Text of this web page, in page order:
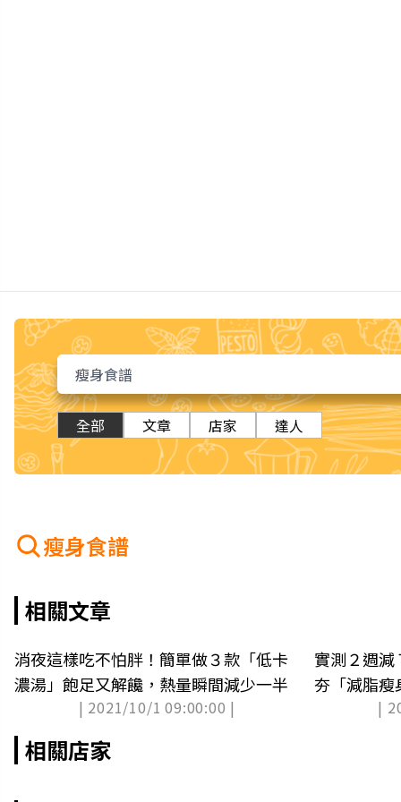
全部 文章 店家 達人
瘦身食譜
相關文章
消夜這樣吃不怕胖！簡單做３款「低卡
濃湯」飽足又解饞，熱量瞬間減少一半
| 2021/10/1 09:00:00 |
實測２週減
夯「減脂瘦
|
相關店家